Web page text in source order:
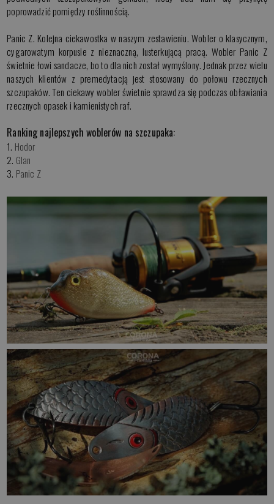
poprowadzić pomiędzy roślinnością.
Panic Z. Kolejna ciekawostka w naszym zestawieniu. Wobler o klasycznym,
cygarowatym korpusie z nieznaczną, lusterkującą pracą. Wobler Panic Z
świetnie łowi sandacze, bo to dla nich został wymyślony. Jednak przez wielu
naszych klientów z premedytacją jest stosowany do połowu rzecznych
szczupaków. Ten ciekawy wobler świetnie sprawdza się podczas obławiania
rzecznych opasek i kamienistych raf.
Ranking najlepszych woblerów na szczupaka:
1. Hodor
2. Glan
3. Panic Z